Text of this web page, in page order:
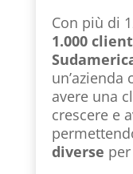
Con più di
1.000
avere una
crescere e
diverse